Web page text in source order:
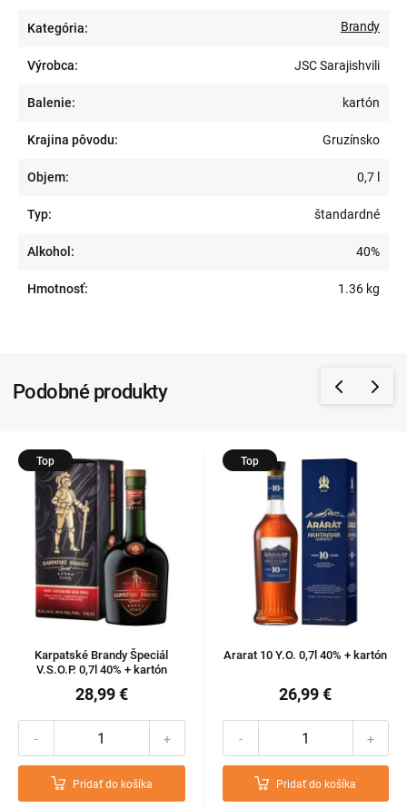
Kategória: Brandy
Výrobca: JSC Sarajishvili
Balenie: kartón
Krajina pôvodu: Gruzínsko
Objem: 0,7 l
Typ: štandardné
Alkohol: 40%
Hmotnosť: 1.36 kg
Podobné produkty
Top
Karpatské Brandy Špeciál
V.S.O.P. 0,7l 40% + kartón
28,99 €
- +
Pridať do košíka
Top
Ararat 10 Y.O. 0,7l 40% + kartón
26,99 €
- +
Pridať do košíka